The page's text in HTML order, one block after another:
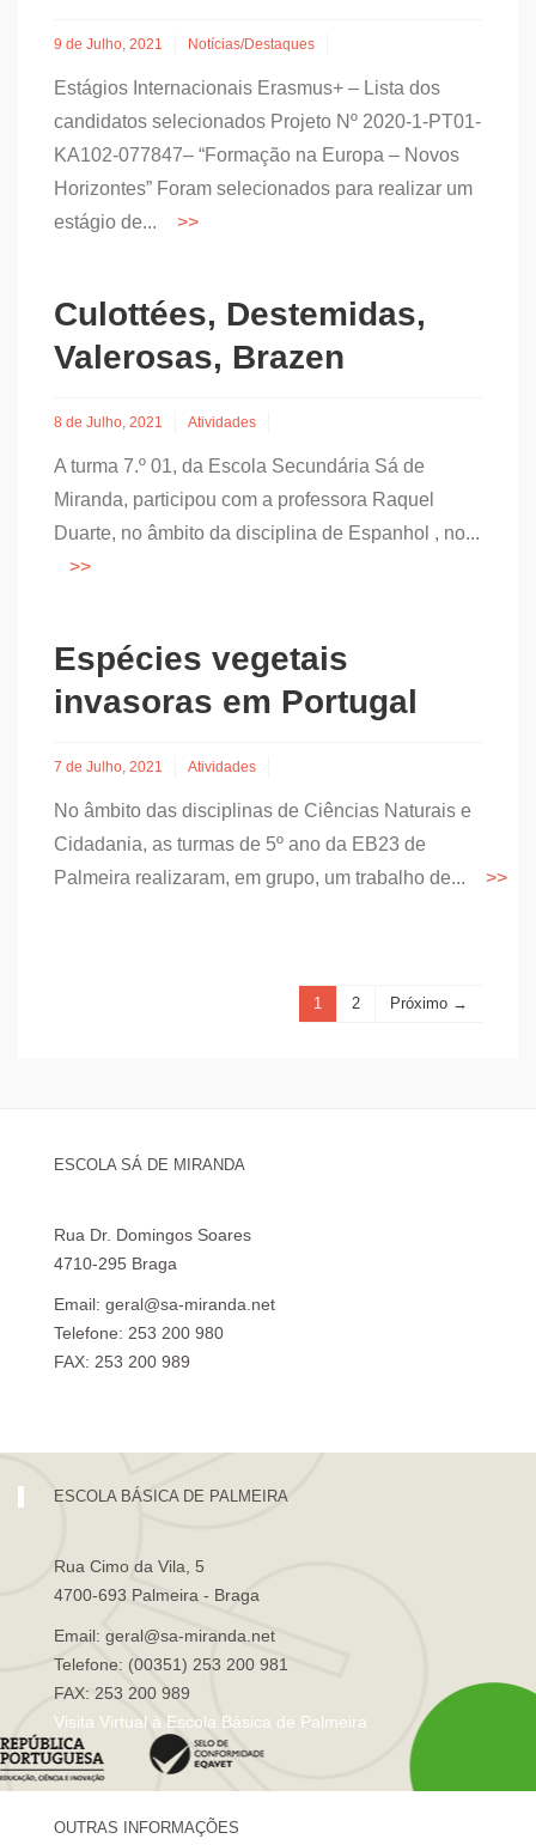
9 de Julho, 2021 Notícias/Destaques
Estágios Internacionais Erasmus+ – Lista dos
candidatos selecionados Projeto Nº 2020-1-PT01-
KA102-077847– “Formação na Europa – Novos
Horizontes” Foram selecionados para realizar um
estágio de...
Culottées, Destemidas,
Valerosas, Brazen
8 de Julho, 2021 Atividades
A turma 7.º 01, da Escola Secundária Sá de
Miranda, participou com a professora Raquel
Duarte, no âmbito da disciplina de Espanhol , no...
Espécies vegetais
invasoras em Portugal
7 de Julho, 2021 Atividades
No âmbito das disciplinas de Ciências Naturais e
Cidadania, as turmas de 5º ano da EB23 de
Palmeira realizaram, em grupo, um trabalho de...
1 2 Próximo →
ESCOLA SÁ DE MIRANDA
Rua Dr. Domingos Soares
4710-295 Braga
Email: geral@sa-miranda.net
Telefone: 253 200 980
FAX: 253 200 989
ESCOLA BÁSICA DE PALMEIRA
Rua Cimo da Vila, 5
4700-693 Palmeira - Braga
Email: geral@sa-miranda.net
Telefone: (00351) 253 200 981
FAX: 253 200 989
Visita Virtual à Escola Básica de Palmeira
OUTRAS INFORMAÇÕES